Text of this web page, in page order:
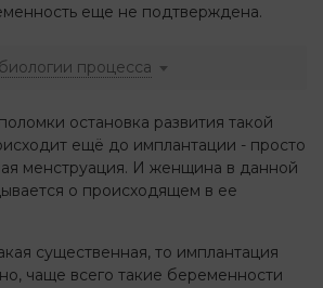
еще не подтверждена.
процесса
остановка развития такой
ещё до имплантации - просто
менструация. И женщина в данной
о происходящем в ее
существенная, то имплантация
чаще всего такие беременности